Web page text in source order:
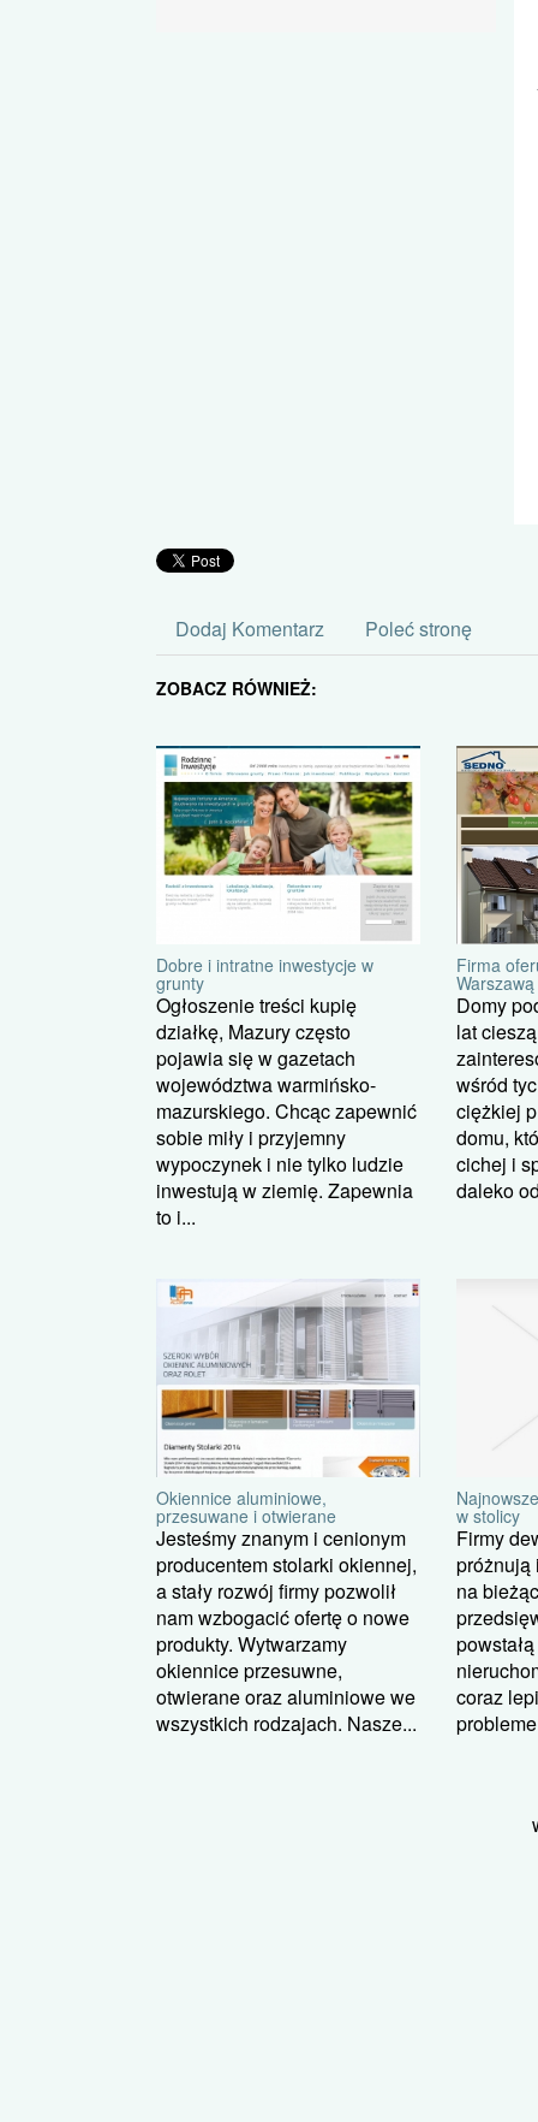
Dodaj Komentarz Poleć stronę
ZOBACZ RÓWNIEŻ:
Dobre i intratne inwestycje w
grunty
Ogłoszenie treści kupię
działkę, Mazury często
pojawia się w gazetach
województwa warmińsko-
mazurskiego. Chcąc zapewnić
sobie miły i przyjemny
wypoczynek i nie tylko ludzie
inwestują w ziemię. Zapewnia
to i...
Firma
Warszawą
Domy
lat
wśród
ciężkiej
domu,
cichej i
daleko
Okiennice aluminiowe,
przesuwane i otwierane
Jesteśmy znanym i cenionym
producentem stolarki okiennej,
a stały rozwój firmy pozwolił
nam wzbogacić ofertę o nowe
produkty. Wytwarzamy
okiennice przesuwne,
otwierane oraz aluminiowe we
wszystkich rodzajach. Nasze...
w stolicy
Firmy
próżnują
na
coraz